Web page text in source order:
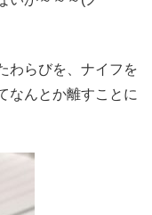
わらびを、ナイフを
なんとか離すことに